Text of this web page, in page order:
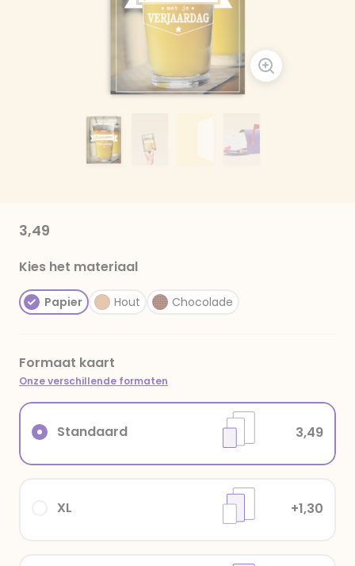
3,49
Kies het materiaal
Papier Hout Chocolade
Formaat kaart
Onze verschillende formaten
XL +1,30
Standaard 3,49